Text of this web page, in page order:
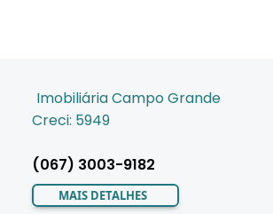
Imobiliária Campo Grande
Creci: 5949
(067) 3003-9182
MAIS DETALHES